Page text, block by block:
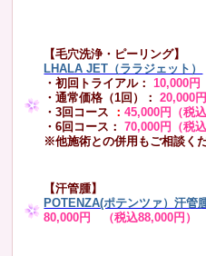
【毛穴洗浄・ピーリング】
LHALA JET（ララジェット）
・初回トライアル： 10,000円
・通常価格（1回）：
20,000
・3回コース ：45,000円（税
・6回コース：
70,000円（税
※他施術との併用もご相談くだ
【汗管腫】
POTENZA(ポテンツァ）汗管
80,000円 （税込88,000円）